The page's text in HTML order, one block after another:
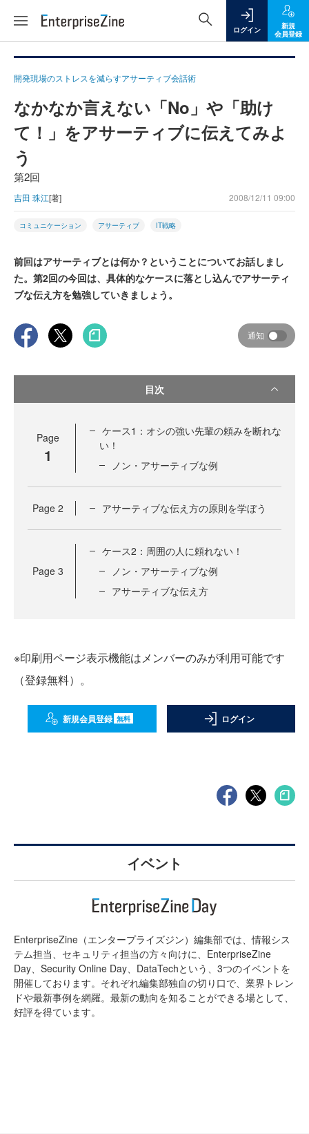
ログイン
新規
会員登録
開発現場のストレスを減らすアサーティブ会話術
なかなか言えない「No」や「助け
て！」をアサーティブに伝えてみよ
う
第2回
吉田 珠江[著] 2008/12/11 09:00
コミュニケーション アサーティブ IT戦略
前回はアサーティブとは何か？ということについてお話しまし
た。第2回の今回は、具体的なケースに落とし込んでアサーティ
ブな伝え方を勉強していきましょう。
通知
目次
Page
1
ケース1：オシの強い先輩の頼みを断れな
い！
ノン・アサーティブな例
Page 2 アサーティブな伝え方の原則を学ぼう
Page 3
ケース2：周囲の人に頼れない！
ノン・アサーティブな例
アサーティブな伝え方
※印刷用ページ表示機能はメンバーのみが利用可能です
（登録無料）。
新規会員登録 無料 ログイン
イベント
EnterpriseZine（エンタープライズジン）編集部では、情報シス
テム担当、セキュリティ担当の方々向けに、EnterpriseZine
Day、Security Online Day、DataTechという、3つのイベントを
開催しております。それぞれ編集部独自の切り口で、業界トレン
ドや最新事例を網羅。最新の動向を知ることができる場として、
好評を得ています。